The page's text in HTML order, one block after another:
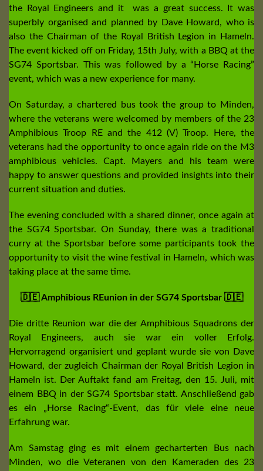
the Royal Engineers and it was a great success. It was
superbly organised and planned by Dave Howard, who is
also the Chairman of the Royal British Legion in Hameln.
The event kicked off on Friday, 15th July, with a BBQ at the
SG74 Sportsbar. This was followed by a “Horse Racing”
event, which was a new experience for many.
On Saturday, a chartered bus took the group to Minden,
where the veterans were welcomed by members of the 23
Amphibious Troop RE and the 412 (V) Troop. Here, the
veterans had the opportunity to once again ride on the M3
amphibious vehicles. Capt. Mayers and his team were
happy to answer questions and provided insights into their
current situation and duties.
The evening concluded with a shared dinner, once again at
the SG74 Sportsbar. On Sunday, there was a traditional
curry at the Sportsbar before some participants took the
opportunity to visit the wine festival in Hameln, which was
taking place at the same time.
🇩🇪 Amphibious REunion in der SG74 Sportsbar 🇩🇪
Die dritte Reunion war die der Amphibious Squadrons der
Royal Engineers, auch sie war ein voller Erfolg.
Hervorragend organisiert und geplant wurde sie von Dave
Howard, der zugleich Chairman der Royal British Legion in
Hameln ist. Der Auftakt fand am Freitag, den 15. Juli, mit
einem BBQ in der SG74 Sportsbar statt. Anschließend gab
es ein „Horse Racing“-Event, das für viele eine neue
Erfahrung war.
Am Samstag ging es mit einem gecharterten Bus nach
Minden, wo die Veteranen von den Kameraden des 23